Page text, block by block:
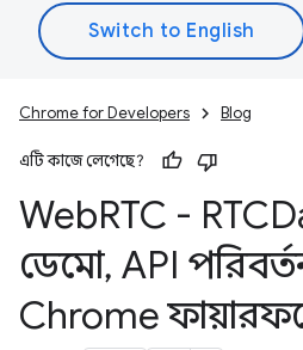
Chrome for Developers Blog
এটি কাজে লেগেছে?
WebRTC -
ডেমো, API
Chrome